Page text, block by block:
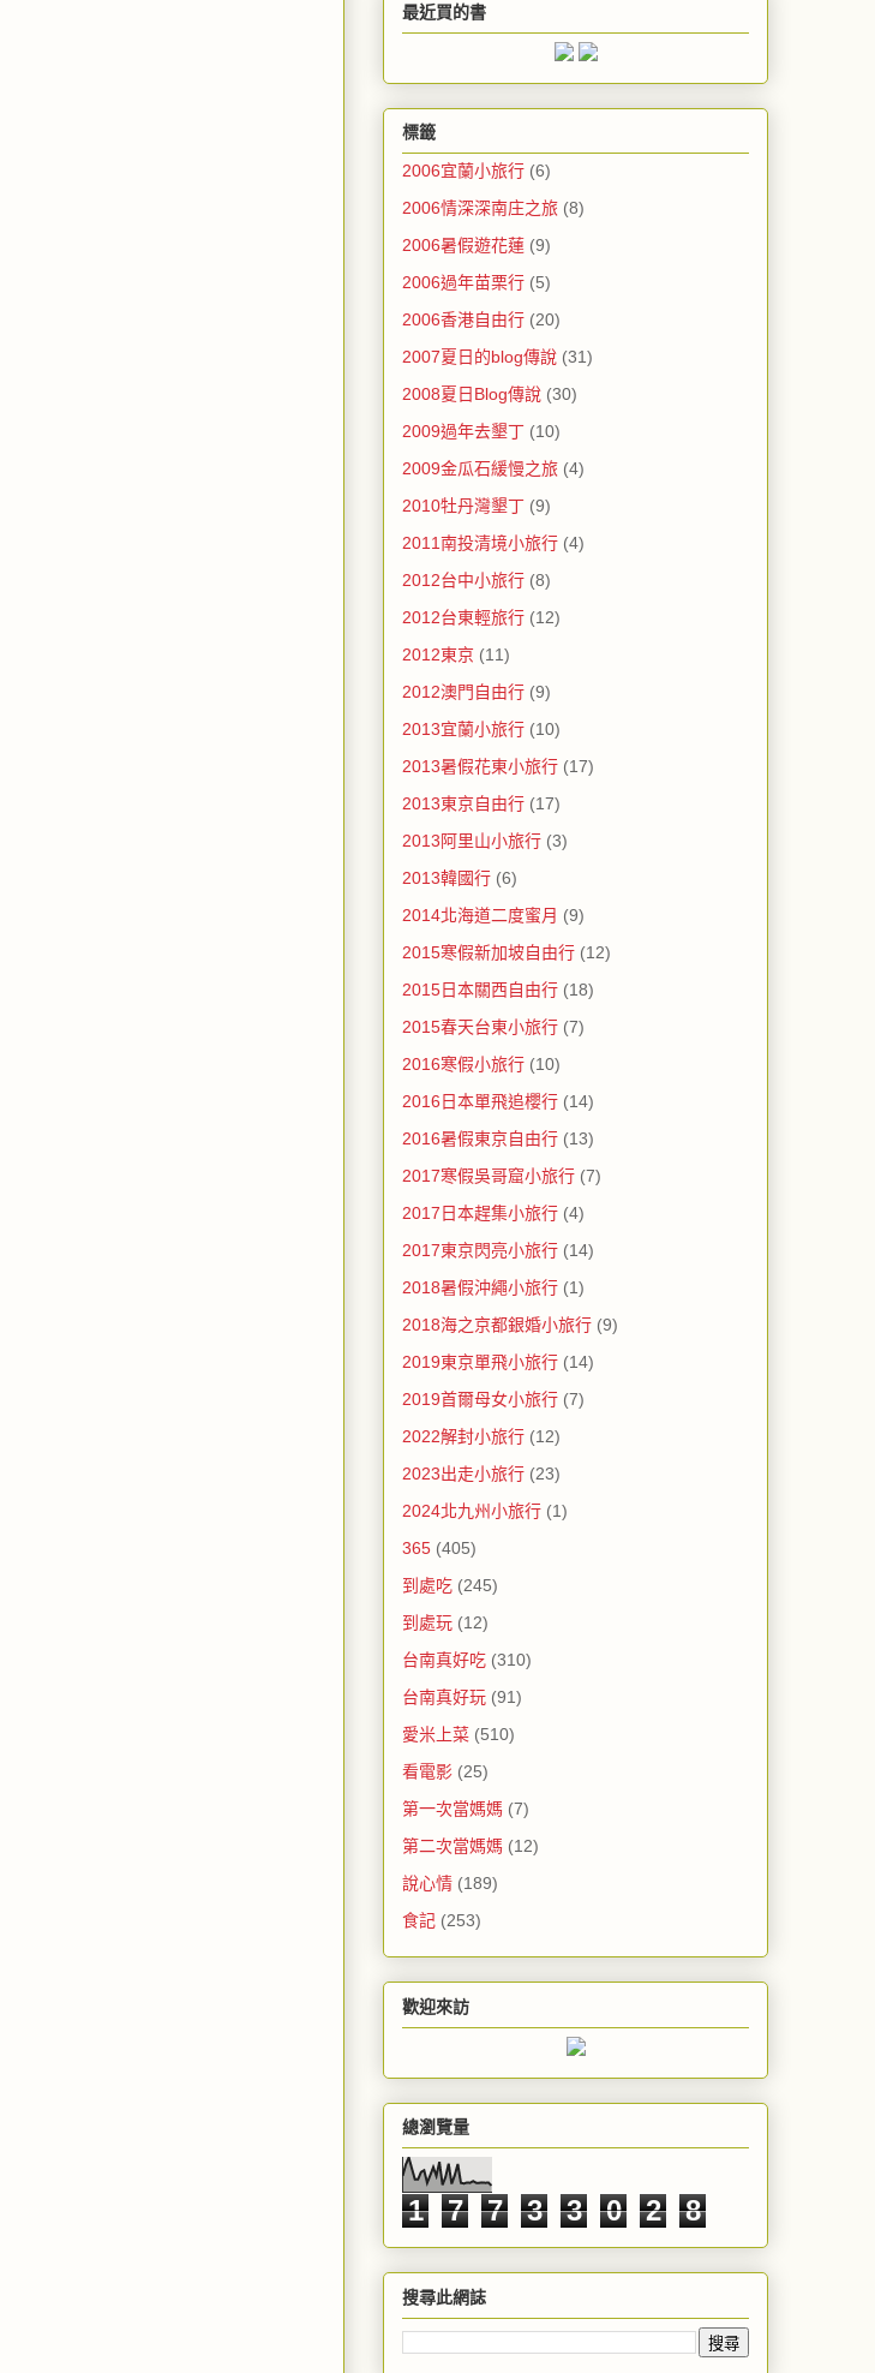
最近買的書
標籤
2006宜蘭小旅行 (6)
2006情深深南庄之旅 (8)
2006暑假遊花蓮 (9)
2006過年苗栗行 (5)
2006香港自由行 (20)
2007夏日的blog傳說 (31)
2008夏日Blog傳說 (30)
2009過年去墾丁 (10)
2009金瓜石緩慢之旅 (4)
2010牡丹灣墾丁 (9)
2011南投清境小旅行 (4)
2012台中小旅行 (8)
2012台東輕旅行 (12)
2012東京 (11)
2012澳門自由行 (9)
2013宜蘭小旅行 (10)
2013暑假花東小旅行 (17)
2013東京自由行 (17)
2013阿里山小旅行 (3)
2013韓國行 (6)
2014北海道二度蜜月 (9)
2015寒假新加坡自由行 (12)
2015日本關西自由行 (18)
2015春天台東小旅行 (7)
2016寒假小旅行 (10)
2016日本單飛追櫻行 (14)
2016暑假東京自由行 (13)
2017寒假吳哥窟小旅行 (7)
2017日本趕集小旅行 (4)
2017東京閃亮小旅行 (14)
2018暑假沖繩小旅行 (1)
2018海之京都銀婚小旅行 (9)
2019東京單飛小旅行 (14)
2019首爾母女小旅行 (7)
2022解封小旅行 (12)
2023出走小旅行 (23)
2024北九州小旅行 (1)
365 (405)
到處吃 (245)
到處玩 (12)
台南真好吃 (310)
台南真好玩 (91)
愛米上菜 (510)
看電影 (25)
第一次當媽媽 (7)
第二次當媽媽 (12)
說心情 (189)
食記 (253)
歡迎來訪
總瀏覽量
1 7 7 3 3 0 2 8
搜尋此網誌